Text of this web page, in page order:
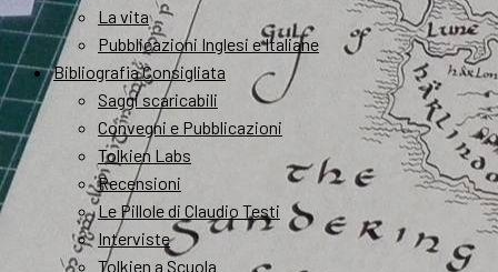
La vita
Pubblicazioni Inglesi e Italiane
Bibliografia Consigliata
Saggi scaricabili
Convegni e Pubblicazioni
Tolkien Labs
Recensioni
Le Pillole di Claudio Testi
Interviste
Tolkien a Scuola